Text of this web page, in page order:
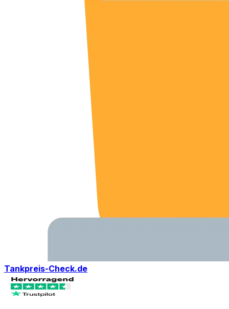
Tankpreis-Check.de